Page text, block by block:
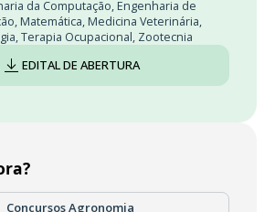
da Computação, Engenharia de
, Matemática, Medicina Veterinária,
,Terapia Ocupacional, Zootecnia
EDITAL DE ABERTURA
Concursos Agronomia